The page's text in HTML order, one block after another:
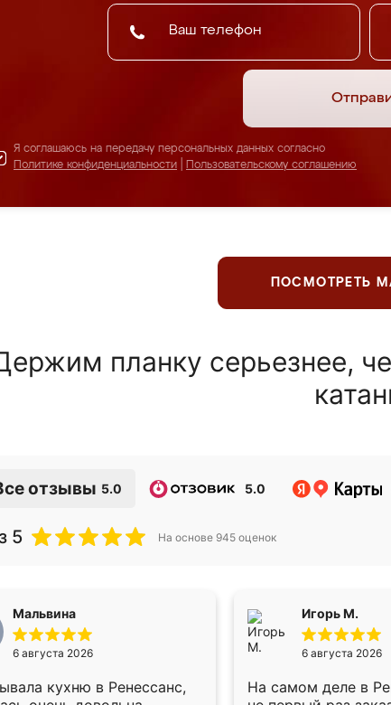
Я соглашаюсь на передачу персональных данных согласно
Политике конфиденциальности
Пользовательскому соглашению
ПОСМОТРЕТЬ
планку серьезнее,
отзывы 5.0 5.0
5 На основе 945 оценок
Мальвина
6 августа 2026
кухню в Ренессанс,
Игорь М.
6 августа 2026
На самом деле в